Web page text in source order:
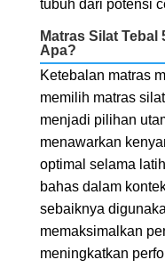
tubuh dari potensi
Matras Silat
Apa?
Ketebalan matras
memilih matras
menjadi pilihan
menawarkan
optimal selama
bahas dalam
sebaiknya
memaksimalkan
meningkatkan